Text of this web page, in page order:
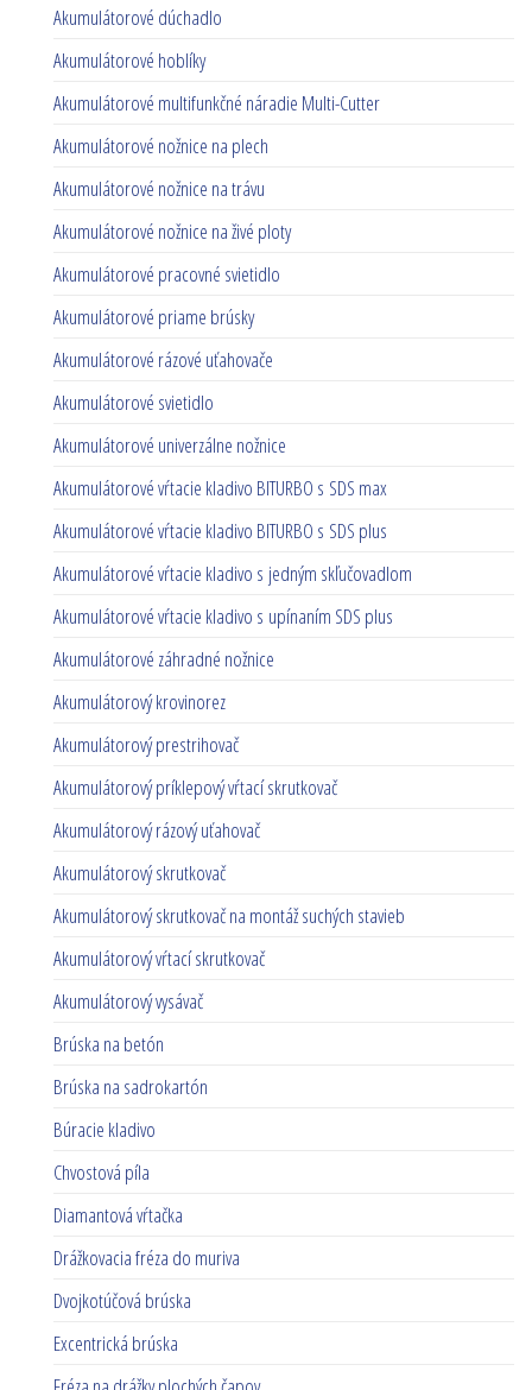
Akumulátorové dúchadlo
Akumulátorové hoblíky
Akumulátorové multifunkčné náradie Multi-Cutter
Akumulátorové nožnice na plech
Akumulátorové nožnice na trávu
Akumulátorové nožnice na živé ploty
Akumulátorové pracovné svietidlo
Akumulátorové priame brúsky
Akumulátorové rázové uťahovače
Akumulátorové svietidlo
Akumulátorové univerzálne nožnice
Akumulátorové vŕtacie kladivo BITURBO s SDS max
Akumulátorové vŕtacie kladivo BITURBO s SDS plus
Akumulátorové vŕtacie kladivo s jedným skľučovadlom
Akumulátorové vŕtacie kladivo s upínaním SDS plus
Akumulátorové záhradné nožnice
Akumulátorový krovinorez
Akumulátorový prestrihovač
Akumulátorový príklepový vŕtací skrutkovač
Akumulátorový rázový uťahovač
Akumulátorový skrutkovač
Akumulátorový skrutkovač na montáž suchých stavieb
Akumulátorový vŕtací skrutkovač
Akumulátorový vysávač
Brúska na betón
Brúska na sadrokartón
Búracie kladivo
Chvostová píla
Diamantová vŕtačka
Drážkovacia fréza do muriva
Dvojkotúčová brúska
Excentrická brúska